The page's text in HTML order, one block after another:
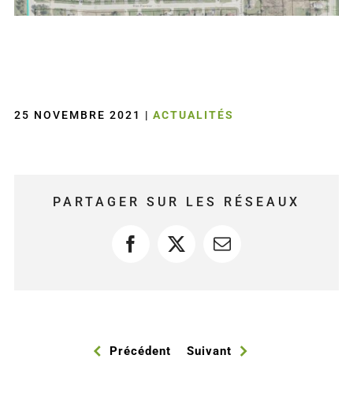
25 NOVEMBRE 2021 | ACTUALITÉS
PARTAGER SUR LES RÉSEAUX
Facebook
X Courriel
Précédent Suivant